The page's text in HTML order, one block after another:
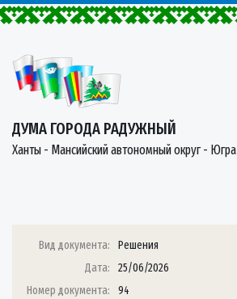
ДУМА ГОРОДА РАДУЖНЫЙ
Ханты - Мансийский автономный округ - Югра
Вид документа:
Решения
Дата:
25/06/2026
Номер документа:
94